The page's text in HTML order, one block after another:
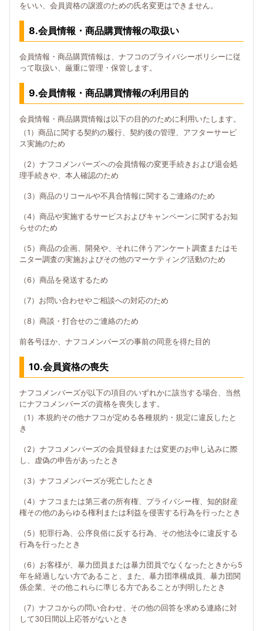
をいい、会員資格の譲渡のための氏名変更はできません。
8.会員情報・商品購買情報の取扱い
会員情報・商品購買情報は、ナフコのプライバシーポリシーに従
って取扱い、厳重に管理・保管します。
9.会員情報・商品購買情報の利用目的
会員情報・商品購買情報は以下の目的のために利用いたします。
（1）商品に関する契約の履行、契約後の管理、アフターサービ
ス実施のため
（2）ナフコメンバーズへの会員情報の変更手続きおよび退会処
理手続きや、本人確認のため
（3）商品のリコールや不具合情報に関するご連絡のため
（4）商品や実施するサービスおよびキャンペーンに関するお知
らせのため
（5）商品の企画、開発や、それに伴うアンケート調査またはモ
ニター調査の実施およびその他のマーケティング活動のため
（6）商品を発送するため
（7）お問い合わせやご相談への対応のため
（8）商談・打合せのご連絡のため
前各号ほか、ナフコメンバーズの事前の同意を得た目的
10.会員資格の喪失
ナフコメンバーズが以下の項目のいずれかに該当する場合、当然
にナフコメンバーズの資格を喪失します。
（1）本規約その他ナフコが定める各種規約・規定に違反したと
き
（2）ナフコメンバーズの会員登録または変更のお申し込みに際
し、虚偽の申告があったとき
（3）ナフコメンバーズが死亡したとき
（4）ナフコまたは第三者の所有権、プライバシー権、知的財産
権その他のあらゆる権利または利益を侵害する行為を行ったとき
（5）犯罪行為、公序良俗に反する行為、その他法令に違反する
行為を行ったとき
（6）お客様が、暴力団員または暴力団員でなくなったときから5
年を経過しない方であること、また、暴力団準構成員、暴力団関
係企業、その他これらに準じる方であることが判明したとき
（7）ナフコからの問い合わせ、その他の回答を求める連絡に対
して30日間以上応答がないとき